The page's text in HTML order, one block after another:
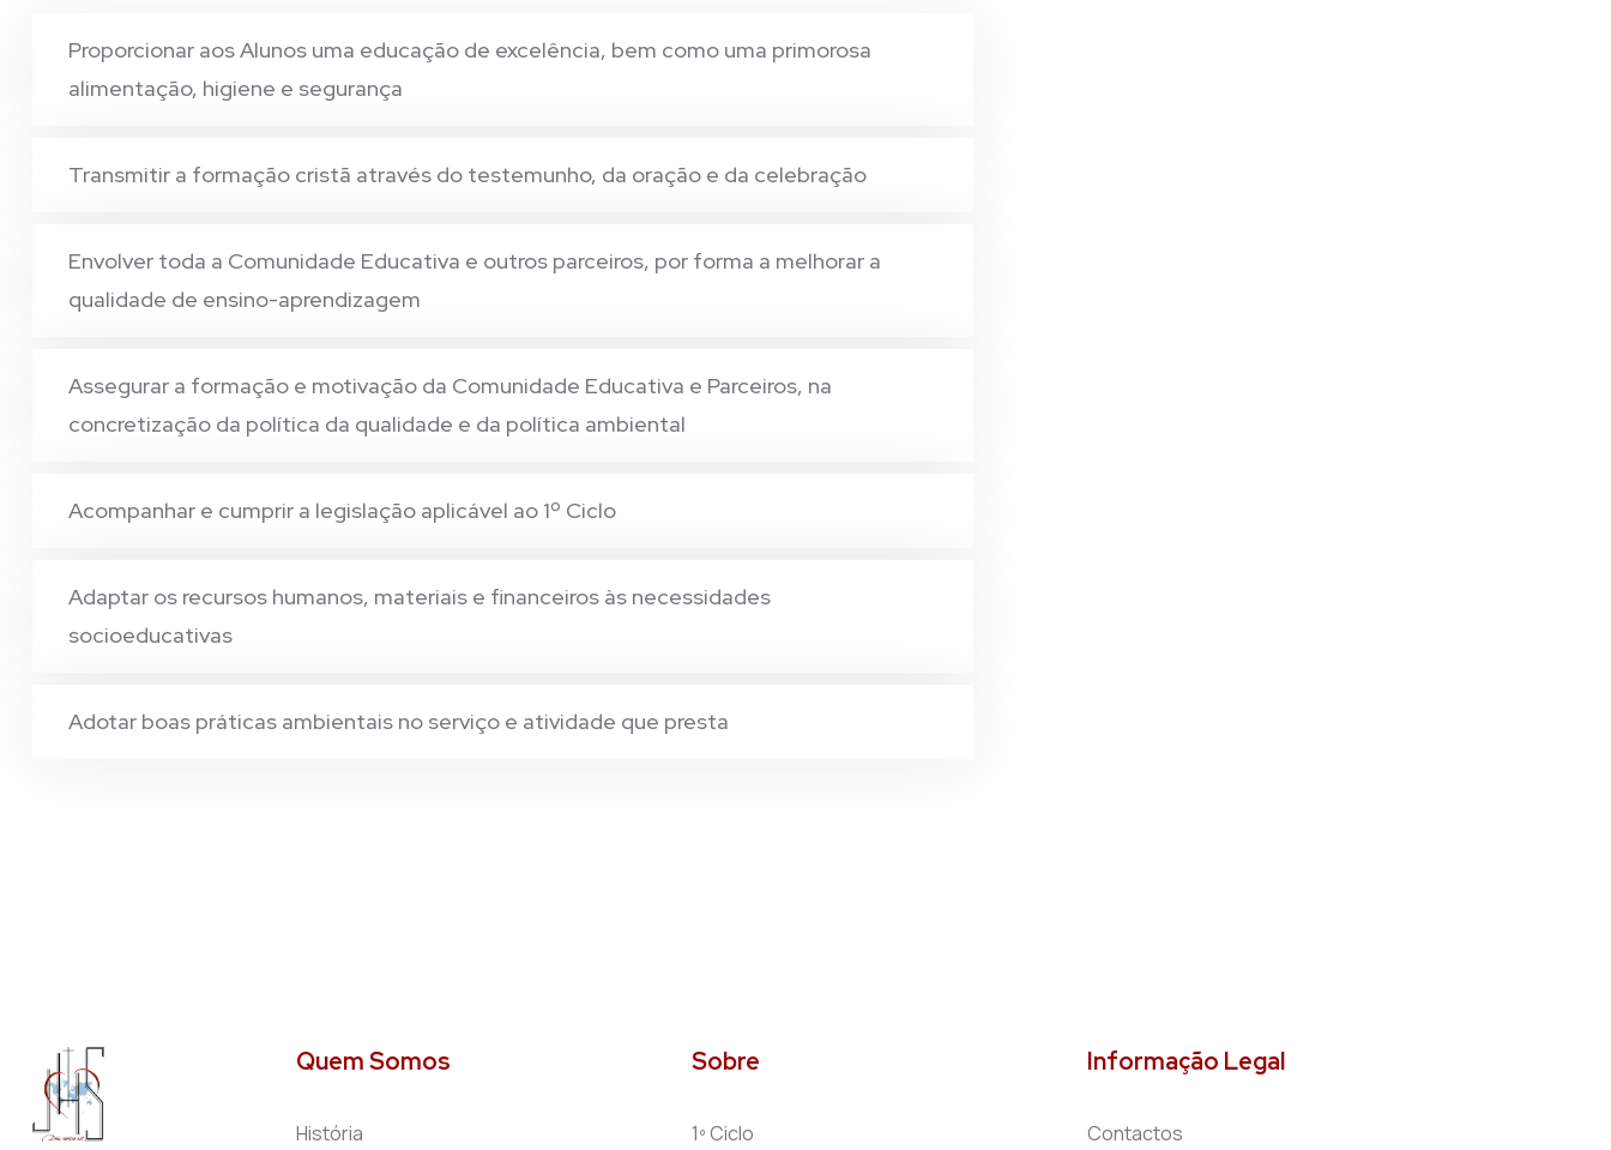
Proporcionar aos Alunos uma educação de excelência, bem como uma primorosa
alimentação, higiene e segurança
Transmitir a formação cristã através do testemunho, da oração e da celebração
Envolver toda a Comunidade Educativa e outros parceiros, por forma a melhorar a
qualidade de ensino-aprendizagem
Assegurar a formação e motivação da Comunidade Educativa e Parceiros, na
concretização da política da qualidade e da política ambiental
Acompanhar e cumprir a legislação aplicável ao 1º Ciclo
Adaptar os recursos humanos, materiais e financeiros às necessidades
socioeducativas
Adotar boas práticas ambientais no serviço e atividade que presta
Quem Somos
História
Sobre
1º Ciclo
Informação Legal
Contactos